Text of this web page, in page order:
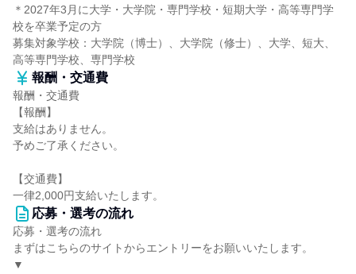
＊2027年3月に大学・大学院・専門学校・短期大学・高等専門学
校を卒業予定の方
募集対象学校：大学院（博士）、大学院（修士）、大学、短大、
高等専門学校、専門学校
報酬・交通費
報酬・交通費
【報酬】
支給はありません。
予めご了承ください。
【交通費】
一律2,000円支給いたします。
応募・選考の流れ
応募・選考の流れ
まずはこちらのサイトからエントリーをお願いいたします。
▼